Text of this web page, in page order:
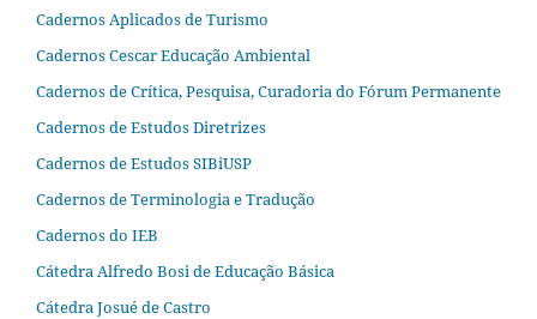
Cadernos Aplicados de Turismo
Cadernos Cescar Educação Ambiental
Cadernos de Crítica, Pesquisa, Curadoria do Fórum Permanente
Cadernos de Estudos Diretrizes
Cadernos de Estudos SIBiUSP
Cadernos de Terminologia e Tradução
Cadernos do IEB
Cátedra Alfredo Bosi de Educação Básica
Cátedra Josué de Castro